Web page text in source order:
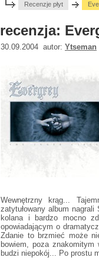
Recenzje płyt
recenzja:
30.09.2004 autor: Ytseman
Wewnętrzny krąg...
zatytułowany album nagrali
kolana i bardzo mocno
opowiadającym o
Zdanie to brzmieć może
bowiem, poza znakomitym
budzi niepokój... Po prostu